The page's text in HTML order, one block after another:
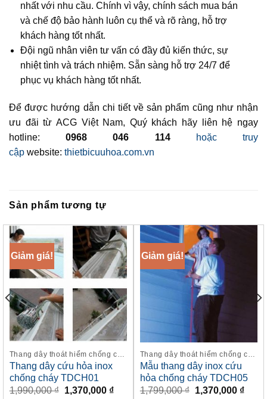
nhất với nhu cầu. Chính vì vậy, chính sách mua bán
và chế độ bảo hành luôn cụ thể và rõ ràng, hỗ trợ
khách hàng tốt nhất.
Đội ngũ nhân viên tư vấn có đầy đủ kiến thức, sự
nhiệt tình và trách nhiệm. Sẵn sàng hỗ trợ 24/7 để
phục vụ khách hàng tốt nhất.
Để được hướng dẫn chi tiết về sản phẩm cũng như nhận
ưu đãi từ ACG Việt Nam, Quý khách hãy liên hệ ngay
hotline:0968 046 114hoặc truy
cập website: thietbicuuhoa.com.vn
Sản phẩm tương tự
Giảm giá!
Thang dây cứu hỏa inox
chống cháy TDCH01
1,990,000₫
Giá
1,370,000 ₫Giá
Giảm giá!
Mẫu thang dây inox cứu
hỏa chống cháy TDCH05
1,799,000₫
Giá
1,370,000 ₫Giá